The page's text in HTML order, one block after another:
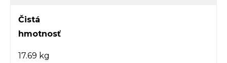
Čistá
hmotnosť
17.69 kg